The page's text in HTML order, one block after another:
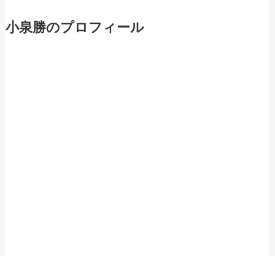
小泉勝のプロフィール